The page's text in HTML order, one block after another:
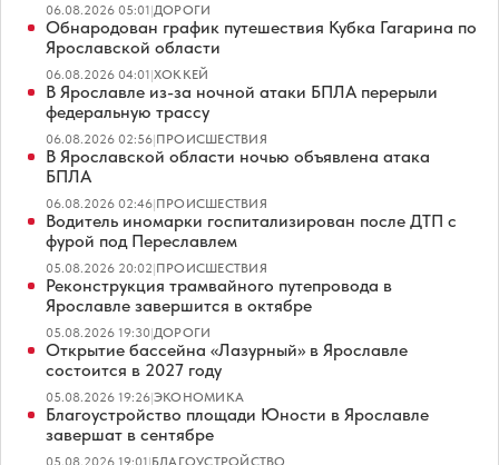
06.08.2026 05:01|ДОРОГИ
Обнародован график путешествия Кубка Гагарина по
Ярославской области
06.08.2026 04:01|ХОККЕЙ
В Ярославле из-за ночной атаки БПЛА перерыли
федеральную трассу
06.08.2026 02:56|ПРОИСШЕСТВИЯ
В Ярославской области ночью объявлена атака
БПЛА
06.08.2026 02:46|ПРОИСШЕСТВИЯ
Водитель иномарки госпитализирован после ДТП с
фурой под Переславлем
05.08.2026 20:02|ПРОИСШЕСТВИЯ
Реконструкция трамвайного путепровода в
Ярославле завершится в октябре
05.08.2026 19:30|ДОРОГИ
Открытие бассейна «Лазурный» в Ярославле
состоится в 2027 году
05.08.2026 19:26|ЭКОНОМИКА
Благоустройство площади Юности в Ярославле
завершат в сентябре
05.08.2026 19:01|БЛАГОУСТРОЙСТВО